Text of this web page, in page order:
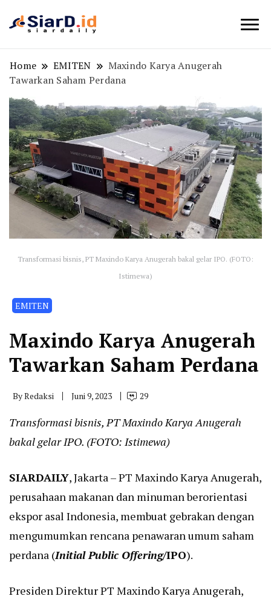
Home EMITEN
Maxindo Karya Anugerah
Tawarkan Saham Perdana
Transformasi bisnis, PT Maxindo Karya Anugerah bakal gelar IPO. (FOTO:
Istimewa)
EMITEN
Maxindo Karya Anugerah
Tawarkan Saham Perdana
ByRedaksi Juni 9, 2023 29
Transformasi bisnis, PT Maxindo Karya Anugerah
bakal gelar IPO. (FOTO: Istimewa)
SIARDAILY, Jakarta – PT Maxindo Karya Anugerah,
perusahaan makanan dan minuman berorientasi
ekspor asal Indonesia, membuat gebrakan dengan
mengumumkan rencana penawaran umum saham
perdana (Initial Public Offering/IPO).
Presiden Direktur PT Maxindo Karya Anugerah,